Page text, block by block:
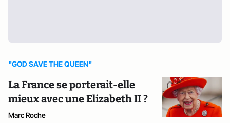
"GOD SAVE THE QUEEN"
La France se porterait-elle
mieux avec une Elizabeth II ?
Marc Roche